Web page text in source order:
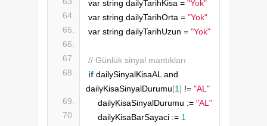
var string dailyTarihKisa = "Yok"
var string dailyTarihOrta = "Yok"
var string dailyTarihUzun = "Yok"
// Günlük sinyal mantıkları
if dailySinyalKisaAL and
dailyKisaSinyalDurumu[1] != "AL"
    dailyKisaSinyalDurumu :=
"AL"
    dailyKisaBarSayaci :=
1